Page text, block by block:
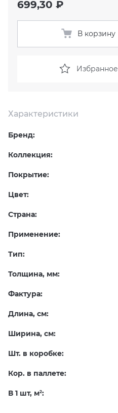
KERAMA MARAZZI
PAMESA
ГРАНИТЕЯ
УРАЛЬСКИЙ ГРАНИТ
XLIGHT XTONE URBATEK
XXL Pamesa
СМЕСИТЕЛИ
УНИТАЗЫ И ПИCCУАРЫ
Характеристики
Бренд:
Коллекция:
Покрытие:
Цвет:
Страна:
Применение:
Тип:
Толщина, мм:
Фактура:
Длина, см:
Ширина, см:
Шт. в коробке:
Кор. в паллете:
В 1 шт, м2:
699,30 ₽
В корзину
Избранное